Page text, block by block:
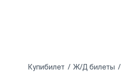
Купибилет Ж/Д билеты